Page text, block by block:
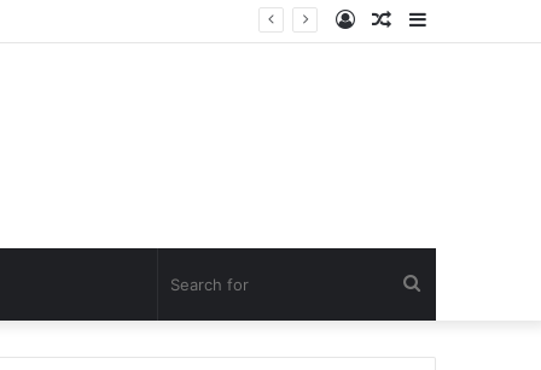
Sidebar
Random
Log
for